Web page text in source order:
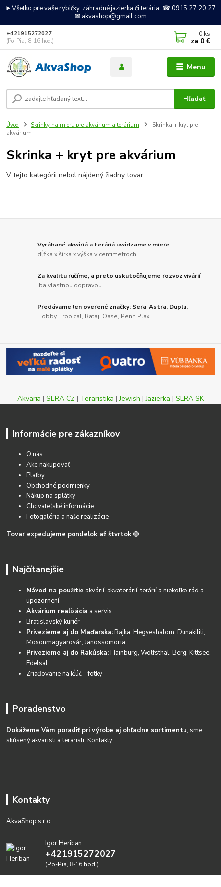
►Všetko pre vaše rybičky, záhradné jazierka či terária. ☎ 0915 27 20 27
✉ akvashop@gmail.com
Menu
Hľadať
+421915272027
(Po-Pia, 8-16 hod.)
0 ks
za 0 €
Úvod Skrinky na mieru pre akvárium a terárium
Skrinka + kryt pre
akvárium
Skrinka + kryt pre akvárium
V tejto kategórii nebol nájdený žiadny tovar.
Vyrábané akváriá a teráriá uvádzame v miere
dĺžka x šírka x výška v centimetroch.
Za kvalitu ručíme, a preto uskutočňujeme rozvoz vivárií
iba vlastnou dopravou.
Predávame len overené značky: Sera, Astra, Dupla,
Hobby, Tropical, Rataj, Oase, Penn Plax...
Akvaria | SERA CZ | Teraristika |Jewish |Jazierka | SERA SK
Informácie pre zákazníkov
O nás
Ako nakupovať
Platby
Obchodné podmienky
Nákup na splátky
Chovateľské informácie
Fotogaléria a naše realizácie
Tovar expedujeme pondelok až štvrtok 🟢
Najčítanejšie
Návod na použitie akvárií, akvaterárií, terárií a niekoľko rád a
upozornení
Akvárium realizácia a servis
Bratislavský kuriér
Privezieme aj do Maďarska:Rajka, Hegyeshalom, Dunakiliti,
Mosonmagyarovár, Janossomoria
Privezieme aj do Rakúska:Hainburg, Wolfsthal, Berg, Kittsee,
Edelsal
Zriaďovanie na kĺúč - fotky
Poradenstvo
Dokážeme Vám poradiť pri výrobe aj ohľadne sortimentu, sme
skúsený akvaristi a teraristi.Kontakty
Kontakty
AkvaShop s.r.o.
Igor Heriban
+421915272027
(Po-Pia, 8-16 hod.)